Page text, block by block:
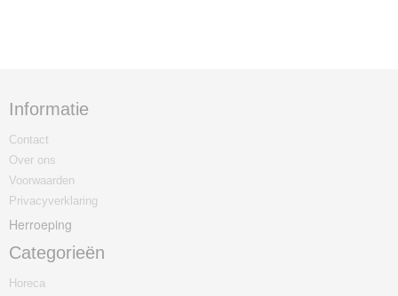
Informatie
Contact
Over ons
Voorwaarden
Privacyverklaring
Herroeping
Categorieën
Horeca